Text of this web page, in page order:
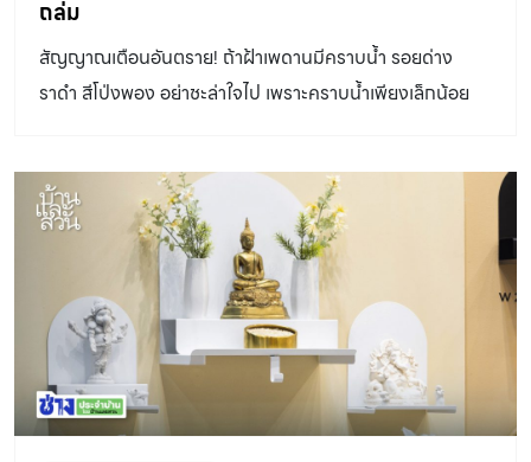
ถล่ม
สัญญาณเตือนอันตราย! ถ้าฝ้าเพดานมีคราบน้ำ รอยด่าง
ราดำ สีโป่งพอง อย่าชะล่าใจไป เพราะคราบน้ำเพียงเล็กน้อย
แตกร้าว มีน้ำซึมเข้ามาจากการชำรุดเสียหาย หรือหลังคาเก่า
เสื่อมสภาพ ซึ่งหากไม่รีบซ่อมแซม อาจเสียหายลุกลามไปยัง
ผนัง พื้น และเฟอร์นิเจอร์ หรือฝ้าเพดานอุ้มน้ำจนถล่มลงมาได้
แน่นอนว่าค่าซ่อมแซมก็จะสูงขึ้นตามไปด้วย มาดูกันว่าอาการ
แบบไหนที่ฟ้องว่าหลังคารั่วซึม มีวิธีตรวจสอบหลังคารั่ว
อย่างไร และเมื่อไรควรเรียกช่างผู้เชี่ยวชาญ มาแก้ปัญหาให้
ตรงจุด ไม่ให้บานปลายกว่าเดิม หลังคารั่วซึม อาการฟ้อง
หลังคารั่ว หลังคาเป็นจุดอยู่สูง มองเห็นไม่ทั่วถึง อีกทั้งเมื่อมี